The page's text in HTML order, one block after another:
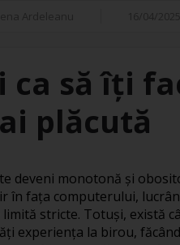
ca să îți
plăcută
deveni monotonă și
în fața computerului,
stricte. Totuși, există
experiența la birou,